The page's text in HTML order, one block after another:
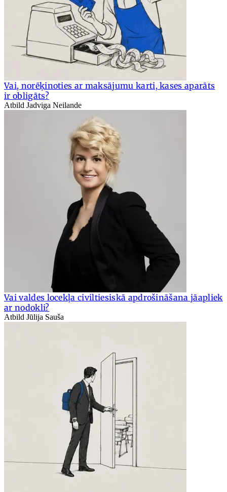
Vai, norēķinoties ar maksājumu karti, kases aparāts
ir obligāts?
Atbild Jadviga Neilande
Vai valdes locekļa civiltiesiskā apdrošināšana jāapliek
ar nodokli?
Atbild Jūlija Sauša